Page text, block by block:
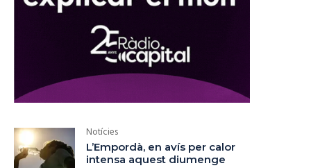
Notícies
L’Empordà, en avís per calor
intensa aquest diumenge